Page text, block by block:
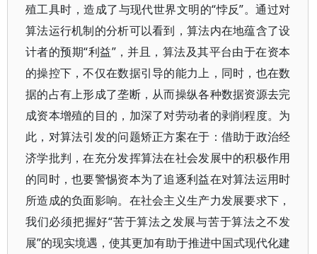
殖工具时，造成了与现代世界文明的“悖反”。通过对
算法运行机制的分析可以看到，算法内在地蕴含了设
计者的预期“利益”，并且，算法及其平台由于在资本
的操控下，不仅在数据引导的能力上，同时，也在数
据的占有上形成了垄断，从而操纵各种数据资源去完
成资本增殖的目的，加深了对劳动者的剥削程度。为
此，对算法引发的问题矫正方案在于：借助于政治经
济学批判，在充分发挥算法在社会发展中的积极作用
的同时，也要警惕资本为了追逐利益在对算法运用时
所造成的负面影响。在社会主义生产力发展要求下，
我们必须把握好“苦于算法之发展与苦于算法之不发
展”的现实境遇，使其更加有助于推进中国式现代化建